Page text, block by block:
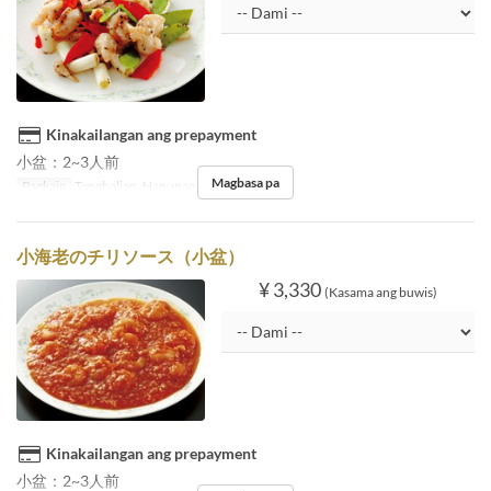
Kinakailangan ang prepayment
小盆：2~3人前
Pagkain Tanghalian, Hapunan Magbasa pa
小海老のチリソース（小盆）
¥ 3,330 (Kasama ang buwis)
Kinakailangan ang prepayment
小盆：2~3人前